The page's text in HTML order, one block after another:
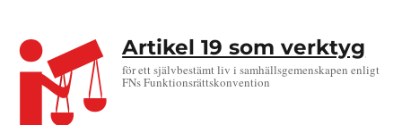
Artikel 19 som verktyg
för ett självbestämt liv i samhällsgemenskapen enligt
FNs Funktionsrättskonvention